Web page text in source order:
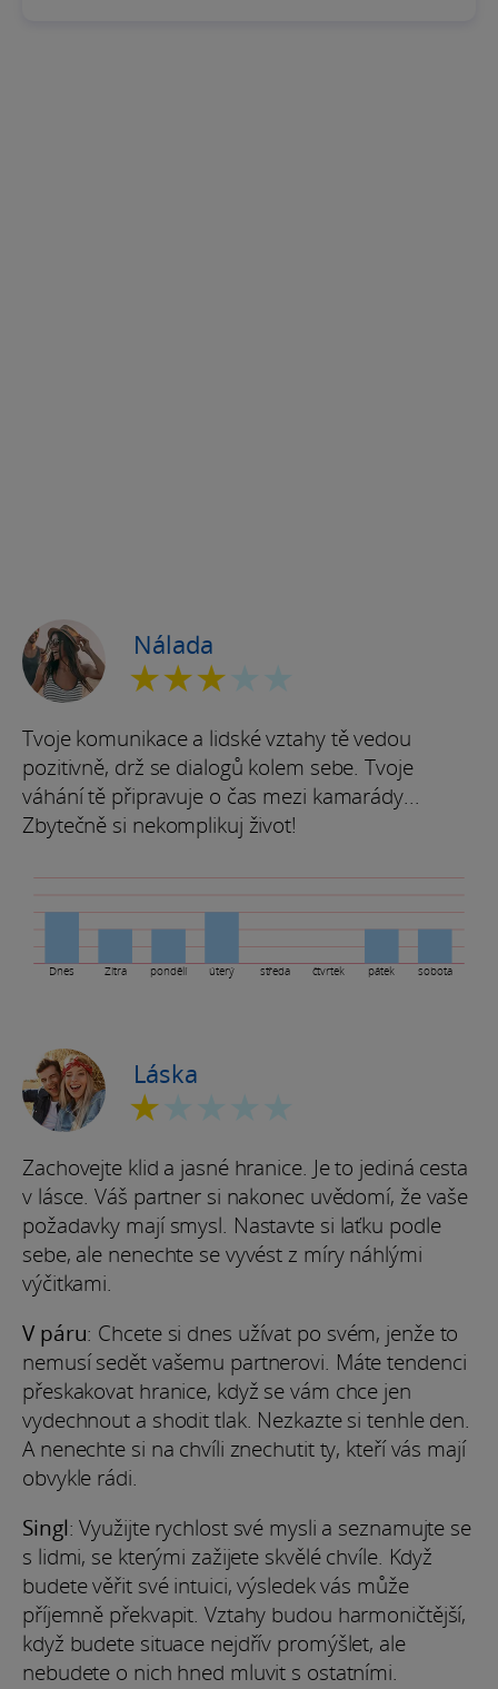
Nálada
★★★★★
Dnes Zítra pondělí úterý středa čtvrtek pátek sobota
Tvoje komunikace a lidské vztahy tě vedou
pozitivně, drž se dialogů kolem sebe. Tvoje
váhání tě připravuje o čas mezi kamarády...
Zbytečně si nekomplikuj život!
Láska
★★★★★
Zachovejte klid a jasné hranice. Je to jediná cesta
v lásce. Váš partner si nakonec uvědomí, že vaše
požadavky mají smysl. Nastavte si laťku podle
sebe, ale nenechte se vyvést z míry náhlými
výčitkami.
V páru: Chcete si dnes užívat po svém, jenže to
nemusí sedět vašemu partnerovi. Máte tendenci
přeskakovat hranice, když se vám chce jen
vydechnout a shodit tlak. Nezkazte si tenhle den.
A nenechte si na chvíli znechutit ty, kteří vás mají
obvykle rádi.
Singl: Využijte rychlost své mysli a seznamujte se
s lidmi, se kterými zažijete skvělé chvíle. Když
budete věřit své intuici, výsledek vás může
příjemně překvapit. Vztahy budou harmoničtější,
když budete situace nejdřív promýšlet, ale
nebudete o nich hned mluvit s ostatními.